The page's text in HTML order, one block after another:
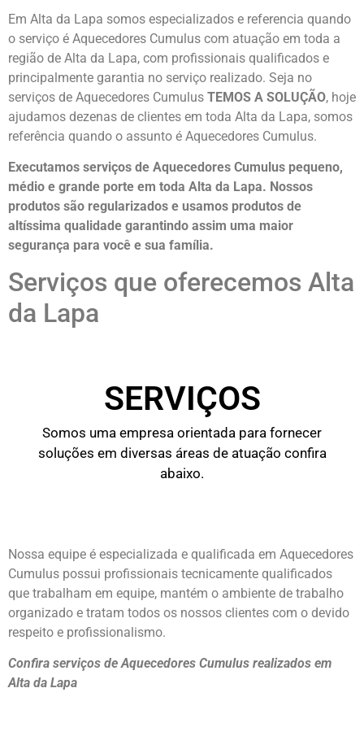
Em Alta da Lapa somos especializados e referencia quando
o serviço é Aquecedores Cumulus com atuação em toda a
região de Alta da Lapa, com profissionais qualificados e
principalmente garantia no serviço realizado. Seja no
serviços de Aquecedores Cumulus TEMOS A SOLUÇÃO, hoje
ajudamos dezenas de clientes em toda Alta da Lapa, somos
referência quando o assunto é Aquecedores Cumulus.
Executamos serviços de Aquecedores Cumulus pequeno,
médio e grande porte em toda Alta da Lapa. Nossos
produtos são regularizados e usamos produtos de
altíssima qualidade garantindo assim uma maior
segurança para você e sua família.
Serviços que oferecemos Alta
da Lapa
SERVIÇOS
Somos uma empresa orientada para fornecer
soluções em diversas áreas de atuação confira
abaixo.
Nossa equipe é especializada e qualificada em Aquecedores
Cumulus possui profissionais tecnicamente qualificados
que trabalham em equipe, mantém o ambiente de trabalho
organizado e tratam todos os nossos clientes com o devido
respeito e profissionalismo.
Confira serviços de Aquecedores Cumulus realizados em
Alta da Lapa